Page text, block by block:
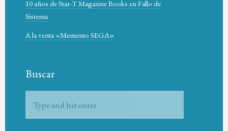
10 años de Star-T Magazine Books en Fallo de
Sistema
A la venta «Memento SEGA»
Buscar